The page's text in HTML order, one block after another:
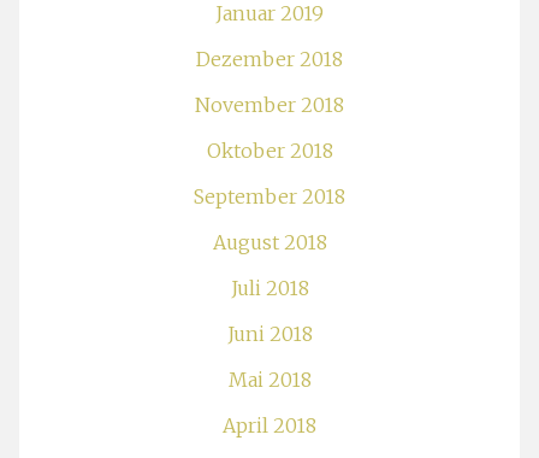
Januar 2019
Dezember 2018
November 2018
Oktober 2018
September 2018
August 2018
Juli 2018
Juni 2018
Mai 2018
April 2018